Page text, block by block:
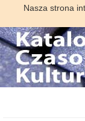
Nasza strona